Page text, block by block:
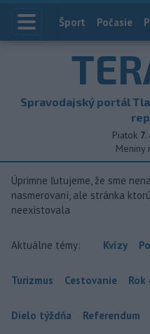
Index
Šport Počasie
Spravodajský portál
Piatok
Meniny
Úprimne ľutujeme, že sme
nasmerovaní, ale stránka
neexistovala
Aktuálne témy: Kvízy
Turizmus Cestovanie
Dielo týždňa Referendum